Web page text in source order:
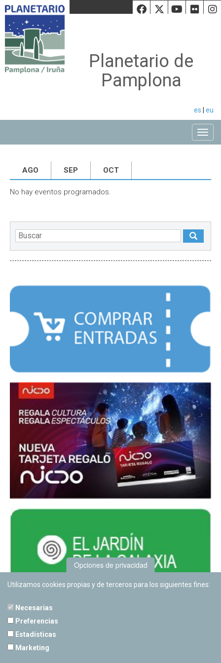
Facebook
Twiiter
Planetario de
Pamplona
es eu
AGO SEP OCT
No hay eventos programados.
Opciones de privacidad
Utilizamos cookies propias y de terceros para los siguientes fines:
Necesarias
Preferencias
Estadísticas
Marketing